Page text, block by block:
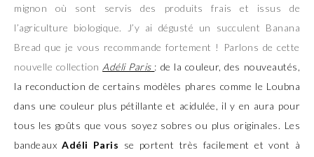
mignon où sont servis des produits frais et issus de
l’agriculture biologique. J’y ai dégusté un succulent Banana
Bread que je vous recommande fortement ! Parlons de cette
nouvelle collection Adéli Paris : de la couleur, des nouveautés,
la reconduction de certains modèles phares comme le Loubna
dans une couleur plus pétillante et acidulée, il y en aura pour
tous les goûts que vous soyez sobres ou plus originales. Les
bandeauxAdéli Paris se portent très facilement et vont à